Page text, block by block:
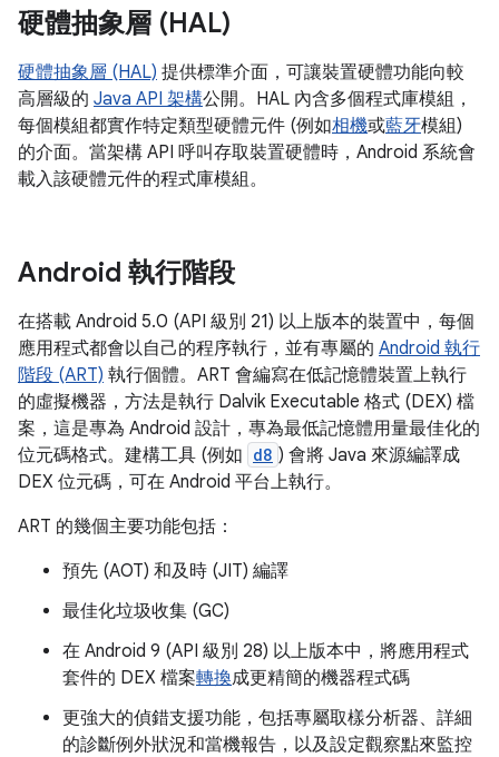
硬體抽象層 (HAL)
硬體抽象層 (HAL) 提供標準介面，可讓裝置硬體功能向較
高層級的 Java API 架構公開。HAL 內含多個程式庫模組，
每個模組都實作特定類型硬體元件 (例如相機或藍牙模組)
的介面。當架構 API 呼叫存取裝置硬體時，Android 系統會
載入該硬體元件的程式庫模組。
Android 執行階段
在搭載 Android 5.0 (API 級別 21) 以上版本的裝置中，每個
應用程式都會以自己的程序執行，並有專屬的 Android 執行
階段 (ART) 執行個體。ART 會編寫在低記憶體裝置上執行
的虛擬機器，方法是執行 Dalvik Executable 格式 (DEX) 檔
案，這是專為 Android 設計，專為最低記憶體用量最佳化的
位元碼格式。建構工具 (例如 d8 ) 會將 Java 來源編譯成
DEX 位元碼，可在 Android 平台上執行。
ART 的幾個主要功能包括：
預先 (AOT) 和及時 (JIT) 編譯
最佳化垃圾收集 (GC)
在 Android 9 (API 級別 28) 以上版本中，將應用程式
套件的 DEX 檔案轉換成更精簡的機器程式碼
更強大的偵錯支援功能，包括專屬取樣分析器、詳細
的診斷例外狀況和當機報告，以及設定觀察點來監控